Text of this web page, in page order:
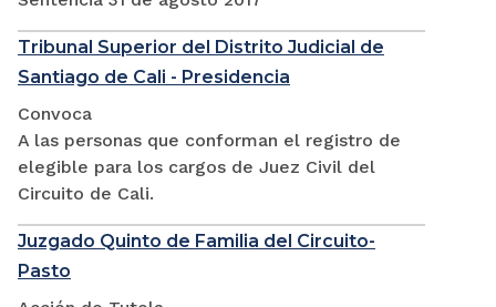
Tribunal Superior del Distrito Judicial de
Santiago de Cali - Presidencia
Convoca
A las personas que conforman el registro de
elegible para los cargos de Juez Civil del
Circuito de Cali.
Juzgado Quinto de Familia del Circuito-
Pasto